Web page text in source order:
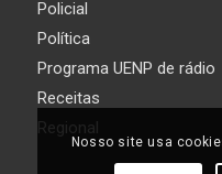
Policial
Política
Programa UENP de rádio
Receitas
Regional
Nosso site usa